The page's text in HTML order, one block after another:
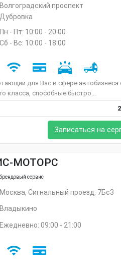
Волгоградский проспект
Дубровка
Пн - Пт: 10:00 - 20:00
Сб - Вс: 10:00 - 18:00
для Вас в сфере автобизнеса
класса, способные быстро...
Записаться на
МОТОРС
сервис
Москва, Сигнальный проезд, 7Бс3
Владыкино
Ежедневно: 09:00 - 21:00